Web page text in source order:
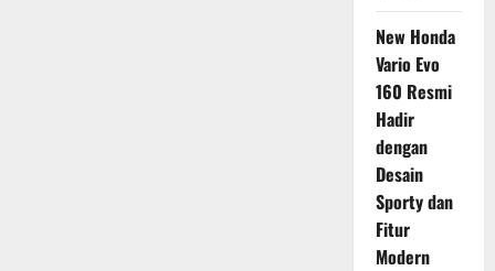
New Honda
Vario Evo
160 Resmi
Hadir
dengan
Desain
Sporty dan
Fitur
Modern